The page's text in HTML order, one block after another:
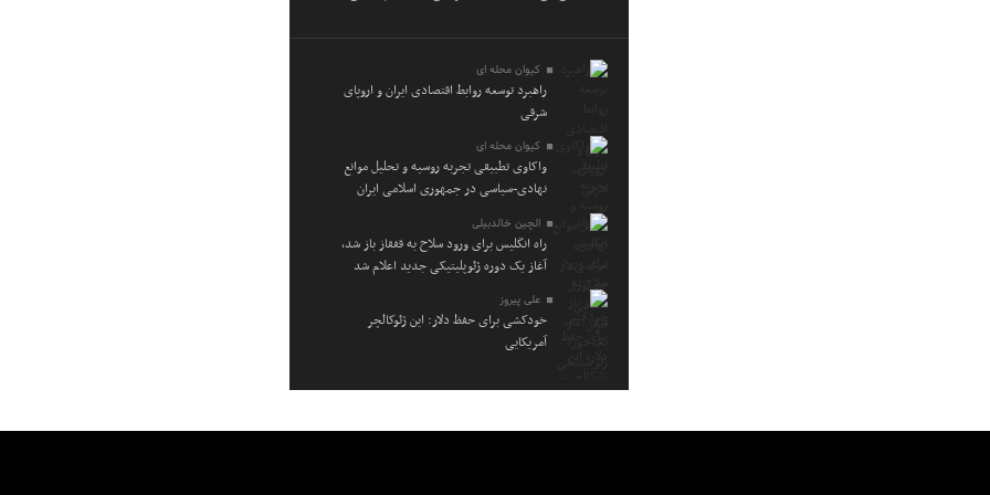
کیوان محله ای
راهبرد توسعه روابط اقتصادی ایران و اروپای
شرقی
کیوان محله ای
واکاوی تطبیقی تجربه روسیه و تحلیل موانع
نهادی-سیاسی در جمهوری اسلامی ایران
الچین خالدبیلی
راه انگلیس برای ورود سلاح به قفقاز باز شد،
آغاز یک دوره ژئوپلیتیکی جدید اعلام شد
علی پیروز
خودکشی برای حفظ دلار: این ژئوکالچر
آمریکایی